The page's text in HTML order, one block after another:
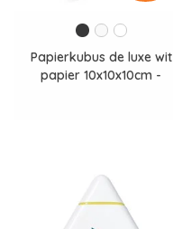
Papierkubus de luxe wit
papier 10x10x10cm -